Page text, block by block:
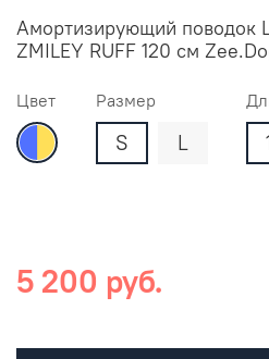
Амортизирующий поводок
ZMILEY RUFF 120 см
Цвет Размер
S L
5 200 руб.